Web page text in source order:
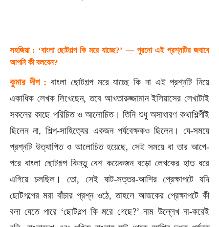
সহজিয়া : ‘বাংলা ছোটগল্প কি মরে যাচ্ছে?’ — পুরনো এই প্রশ্নটির জবাবে
আপনি কী বলবেন?
কুমার দীপ : বাংলা ছোটগল্প মরে যাচ্ছে কি না এই প্রশ্নটি নিয়ে
একাধিক লেখক লিখেছেন, তবে আখতারুজ্জামান ইলিয়াসের লেখাটাই
সকলের কাছে পরিচিত ও আলোচিত। তিনি শুধু অসাধারণ কথাশিল্পীই
ছিলেন না, শিল্প-সাহিত্যের একজন পর্যবেক্ষকও ছিলেন। যে-সময়ে
প্রশ্নটি উত্থাপিত ও আলোচিত হয়েছে, সেই সময়ে বা তার আগে-
পরে বাংলা ছোটগল্প কিন্তু বেশ কয়েকজন বড়ো লেখকের হাত ধরে
এগিয়ে চলছিল। তো, সেই ষাট-সত্তর-আশির প্রেক্ষাপটে যদি
ছোটগল্পের মরা বাঁচার প্রশ্ন ওঠে, তাহলে আজকের প্রেক্ষাপটে কী
বলা যেতে পারে ‘ছোটগল্প কি মরে গেছে?’ নাম উল্লেখ না-করেই